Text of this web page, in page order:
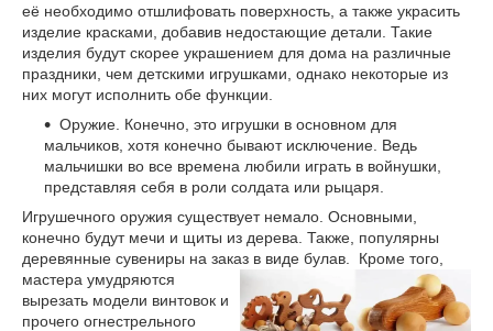
её необходимо отшлифовать поверхность, а также украсить
изделие красками, добавив недостающие детали. Такие
изделия будут скорее украшением для дома на различные
праздники, чем детскими игрушками, однако некоторые из
них могут исполнить обе функции.
Оружие. Конечно, это игрушки в основном для
мальчиков, хотя конечно бывают исключение. Ведь
мальчишки во все времена любили играть в войнушки,
представляя себя в роли солдата или рыцаря.
Игрушечного оружия существует немало. Основными,
конечно будут мечи и щиты из дерева. Также, популярны
деревянные сувениры на заказ в виде булав.
Кроме того,
мастера умудряются
вырезать модели винтовок и
прочего огнестрельного